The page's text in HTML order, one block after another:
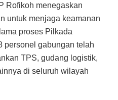
Rofikoh menegaskan
untuk menjaga keamanan
proses Pilkada
personel gabungan telah
TPS, gudang logistik,
di seluruh wilayah